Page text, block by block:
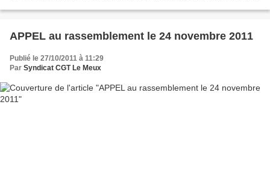
APPEL au rassemblement le 24 novembre 2011
Publié le 27/10/2011 à 11:29
Par Syndicat CGT Le Meux